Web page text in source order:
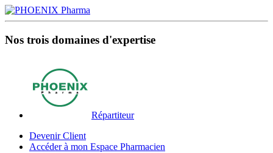
Nos trois domaines d'expertise
Répartiteur
Devenir Client
Accéder à mon Espace Pharmacien